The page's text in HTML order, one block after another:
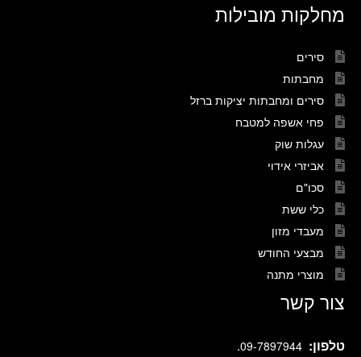
מחלקות מובילות
סירים
מחבתות
סירים ומחבתות יציקות ברזל
פחי אשפה למטבח
עגלות שוק
אביזרי אידוי
סכו"ם
כלי ששת
מעבדי מזון
מבצעי החודש
מוצרי מתנה
צור קשר
טלפון: 09-7897944
.